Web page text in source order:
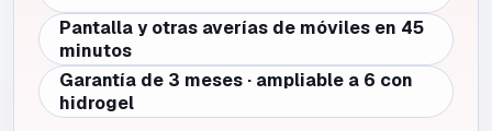
Pantalla y otras averías de móviles en 45
minutos
Garantía de 3 meses · ampliable a 6 con
hidrogel